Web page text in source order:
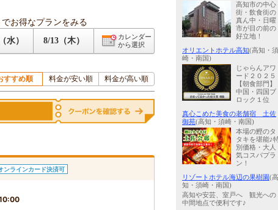
でお得なプランをみる
水） 8/13（木）
カレンダー
から選択
すすめ順 料金が安い順 料金が高い順
ンラインカード決済可
高知市の中心
街・飲食街の
真ん中・日曜
市が目の前の
好立地！
オリエントホテル高知(高知・須
崎・南国)
じゃらんアワ
ード２０２５
【朝食部門】
中国・四国ブ
ロック１位
真心こめた美食の老舗宿 土佐
御苑(高知・須崎・南国)
本場の鰹のタ
タキを堪能♪
別価格・大人
気コスパプラ
ン！
リゾートホテル海辺の果樹園(高
知・須崎・南国)
高知や安芸、室戸へ 観光への
中間地点で便利です♪